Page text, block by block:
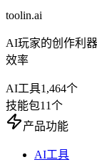
toolin.ai
AI玩家的创作利
效率
AI工具1,464个
技能包11个
产品功能
AI工具